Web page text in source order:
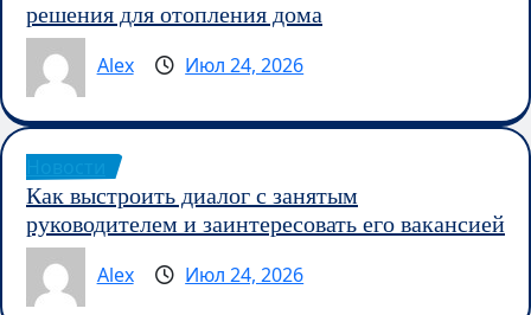
решения для отопления дома
Alex
Июл 24, 2026
Как выстроить диалог с занятым
руководителем и заинтересовать его вакансией
Alex
Июл 24, 2026